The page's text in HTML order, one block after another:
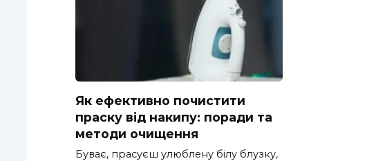
Як ефективно почистити
праску від накипу: поради та
методи очищення
Буває, прасуєш улюблену білу блузку,